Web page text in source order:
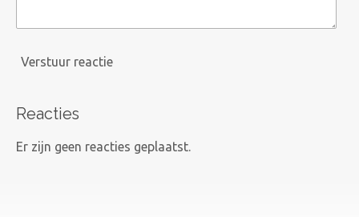
Verstuur reactie
Reacties
Er zijn geen reacties geplaatst.